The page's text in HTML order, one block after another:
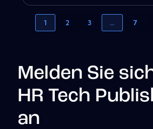
1 2 3 … 7
Melden Sie
HR Tech
an